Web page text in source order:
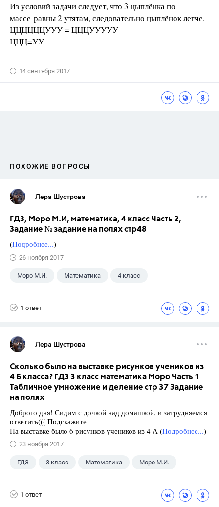
Из условий задачи следует, что 3 цыплёнка по
массе равны 2 утятам, следовательно цыплёнок легче.
ЦЦЦЦЦЦУУУ = ЦЦЦУУУУУ
ЦЦЦ=УУ
14 сентября 2017
ПОХОЖИЕ ВОПРОСЫ
Лера Шустрова
ГДЗ, Моро М.И, математика, 4 класс Часть 2,
Задание № задание на полях стр48
(Подробнее...)
26 ноября 2017
Моро М.И. Математика 4 класс
1 ответ
Лера Шустрова
Сколько было на выставке рисунков учеников из
4 Б класса? ГДЗ 3 класс математика Моро Часть 1
Табличное умножение и деление стр 37 Задание
на полях
Доброго дня! Сидим с дочкой над домашкой, и затрудняемся
ответить((( Подскажите!
На выставке было 6 рисунков учеников из 4 А (Подробнее...)
23 ноября 2017
ГДЗ 3 класс Математика Моро М.И.
1 ответ